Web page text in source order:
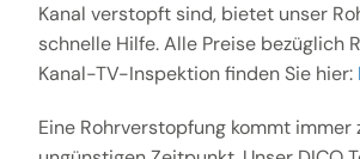
Kanal verstopft sind, bietet unser
schnelle Hilfe. Alle Preise bezüglich
Kanal-TV-Inspektion finden Sie hier:
Eine Rohrverstopfung kommt immer